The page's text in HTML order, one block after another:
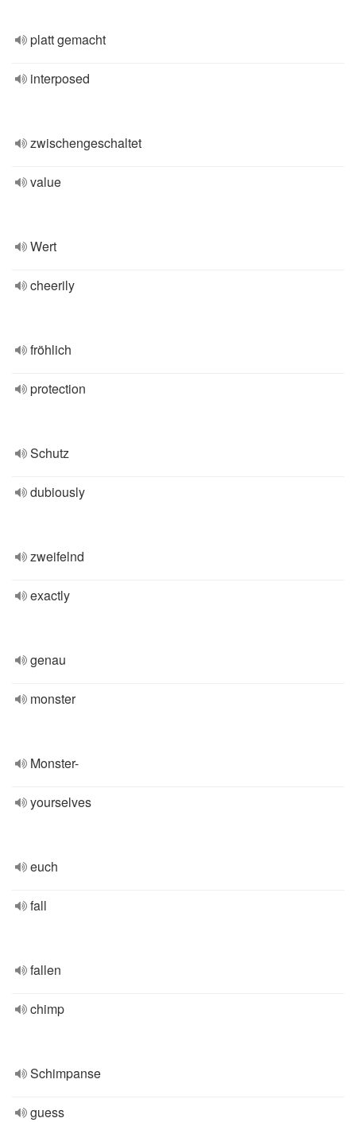
platt gemacht
interposed
zwischengeschaltet
value
Wert
cheerily
fröhlich
protection
Schutz
dubiously
zweifelnd
exactly
genau
monster
Monster-
yourselves
euch
fall
fallen
chimp
Schimpanse
guess